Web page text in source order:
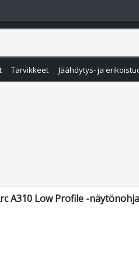
Tarvikkeet Jäähdytys- ja
A310 Low Profile -